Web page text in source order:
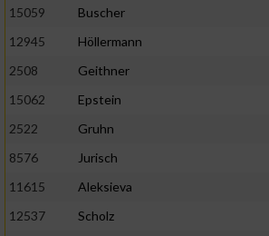
15059
Buscher
12945
Höllermann
2508
Geithner
15062
Epstein
2522
Gruhn
8576
Jurisch
11615
Aleksieva
12537
Scholz